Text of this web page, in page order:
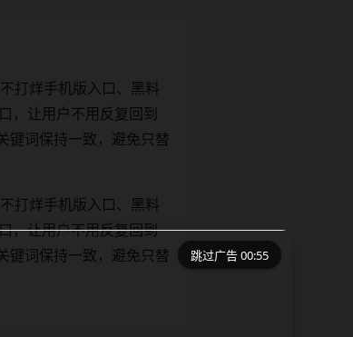
打烊手机版入口、黑料
，让用户不用反复回到
键词保持一致，避免只替
打烊手机版入口、黑料
，让用户不用反复回到
键词保持一致，避免只替
跳过广告 00:55